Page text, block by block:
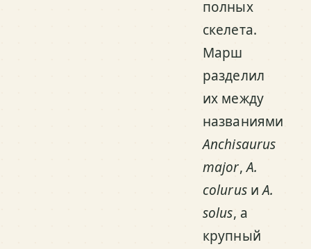
полных
скелета.
Марш
разделил
их между
названиями
Anchisaurus
major,A.
colurusиA.
solus, а
крупный